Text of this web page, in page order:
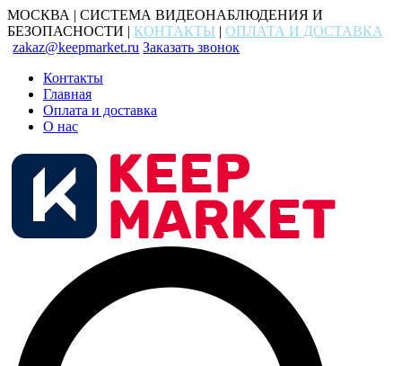
МОСКВА | СИСТЕМА ВИДЕОНАБЛЮДЕНИЯ И
БЕЗОПАСНОСТИ | КОНТАКТЫ | ОПЛАТА И ДОСТАВКА
zakaz@keepmarket.ru Заказать звонок
Контакты
Главная
Оплата и доставка
О нас